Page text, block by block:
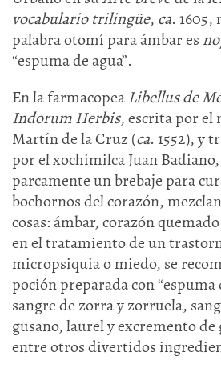
vocabulario trilingüe, ca. 1605,
palabra otomí para ámbar es
“espuma de agua”.
En la farmacopeaLibellus de
Indorum Herbis, escrita por el
Martín de la Cruz (ca. 1552), y
por el xochimilca Juan
parcamente un brebaje para
bochornos del corazón,
cosas: ámbar, corazón
en el tratamiento de un
micropsiquia o miedo, se
poción preparada con “espuma
sangre de zorra y zorruela,
gusano, laurel y excremento
entre otros divertidos